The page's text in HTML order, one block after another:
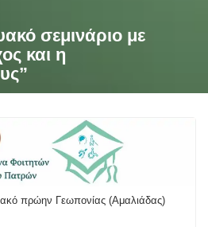
σεμινάριο με
και η
πρώην Γεωπονίας (Αμαλιάδας)